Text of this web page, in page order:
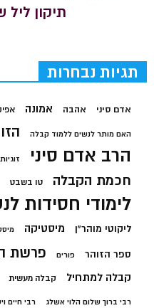
תיקון
תגיות נבחרות
אדם סיני אהבה אמונה
האם מותר לנשים ללמוד קבלה
הרב אדם סיני זוגיות
חכמת הקבלה טו בשבט
לימודי חסידות
ליקוטי מוהר"ן מיסטיקה
ספר הזוהר פורים פרשת
קבלה למתחיל קבלה מעשית
רבי ברוך שלום הלוי אשלג רבי חיים